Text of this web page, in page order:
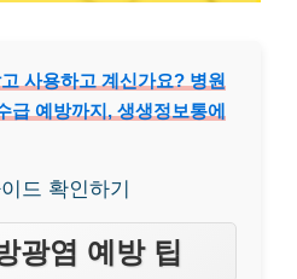
사용하고 계신가요? 병원
급 예방까지, 생생정보통에
드 확인하기
광염 예방 팁